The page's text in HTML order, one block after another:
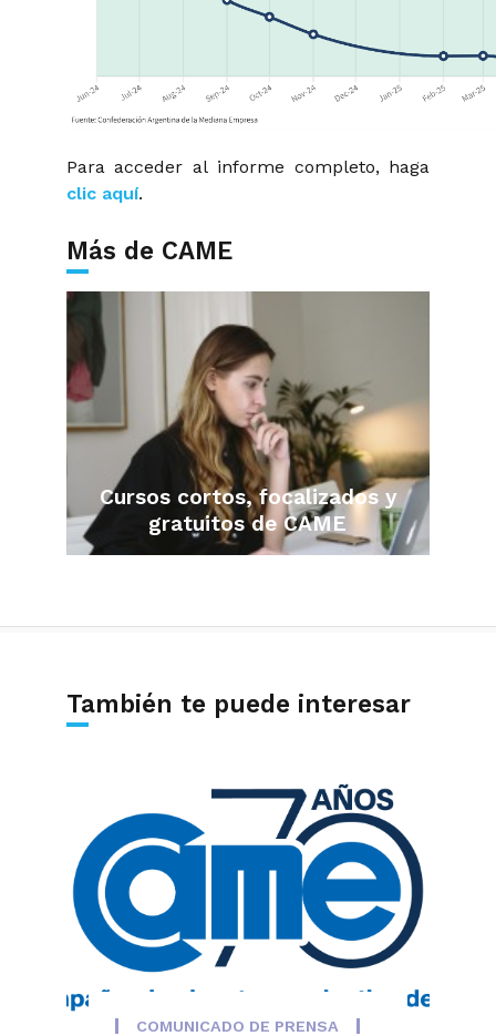
Para acceder al informe completo, haga
clic aquí.
Más de CAME
Cursos cortos, focalizados y
gratuitos de CAME
También te puede interesar
COMUNICADO DE PRENSA